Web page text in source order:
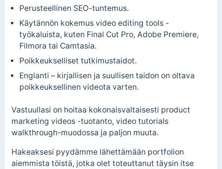
Perusteellinen SEO-tuntemus.
Käytännön kokemus video editing tools -
työkaluista, kuten Final Cut Pro, Adobe Premiere,
Filmora tai Camtasia.
Poikkeukselliset tutkimustaidot.
Englanti – kirjallisen ja suullisen taidon on oltava
poikkeuksellinen videota varten.
Vastuullasi on hoitaa kokonaisvaltaisesti product
marketing videos -tuotanto, video tutorials
walkthrough-muodossa ja paljon muuta.
Hakeaksesi pyydämme lähettämään portfolion
aiemmista töistä, jotka olet toteuttanut täysin itse